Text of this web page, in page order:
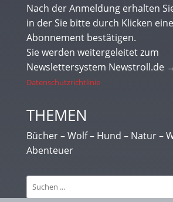
Nach der Anmeldung erhalten
in der Sie bitte durch Klicken
Abonnement bestätigen.
Sie werden weitergeleitet zum
Newslettersystem Newstroll.de
Datenschutzrichtlinie
THEMEN
Bücher – Wolf – Hund – Natur –
Abenteuer
Suchen
nach: